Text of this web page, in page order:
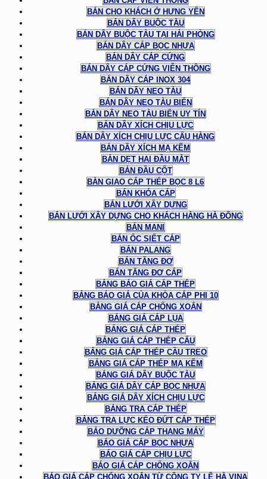
BÁN CHO KHÁCH Ở HƯNG YÊN
BÁN DÂY BUỘC TÀU
BÁN DÂY BUỘC TÀU TẠI HẢI PHÒNG
BÁN DÂY CÁP BỌC NHỰA
BÁN DÂY CÁP CỨNG
BÁN DÂY CÁP CỨNG VIỄN THÔNG
BÁN DÂY CÁP INOX 304
BÁN DÂY NEO TÀU
BÁN DÂY NEO TÀU BIỂN
BÁN DÂY NEO TÀU BIỂN UY TÍN
BÁN DÂY XÍCH CHỊU LỰC
BÁN DÂY XÍCH CHỊU LỰC CẨU HÀNG
BÁN DÂY XÍCH MẠ KẼM
BẢN DẸT HAI ĐẦU MẮT
BẢN ĐẦU CỘT
BÀN GIAO CÁP THÉP BỌC 8 L6
BÁN KHÓA CÁP
BÁN LƯỚI XÂY DỰNG
BÁN LƯỚI XÂY DỰNG CHO KHÁCH HÀNG HÀ ĐÔNG
BÁN MANI
BÁN ỐC SIẾT CÁP
BÁN PALANG
BÁN TĂNG ĐƠ
BÁN TĂNG ĐƠ CÁP
BẢNG BÁO GIÁ CÁP THÉP
BẢNG BÁO GIÁ CỦA KHÓA CÁP PHI 10
BẢNG GIÁ CÁP CHỐNG XOẮN
BẢNG GIÁ CÁP LỤA
BẢNG GIÁ CÁP THÉP
BẢNG GIÁ CÁP THÉP CẨU
BẢNG GIÁ CÁP THÉP CẦU TREO
BẢNG GIÁ CÁP THÉP MẠ KẼM
BẢNG GIÁ DÂY BUỘC TÀU
BẢNG GIÁ DÂY CÁP BỌC NHỰA
BẢNG GIÁ DÂY XÍCH CHỊU LỰC
BẢNG TRA CÁP THÉP
BẢNG TRA LỰC KÉO ĐỨT CÁP THÉP
BẢO DƯỠNG CÁP THANG MÁY
BÁO GIÁ CÁP BỌC NHỰA
BÁO GIÁ CÁP CHỊU LỰC
BÁO GIÁ CÁP CHỐNG XOẮN
BÁO GIÁ CÁP CHỐNG XOẮN TỪ CÔNG TY LÊ HÀ VINA